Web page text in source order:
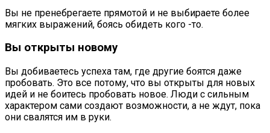
Вы не пренебрегаете прямотой и не выбираете более
мягких выражений, боясь обидеть кого -то.
Вы открыты новому
Вы добиваетесь успеха там, где другие боятся даже
пробовать. Это все потому, что вы открыты для новых
идей и не боитесь пробовать новое. Люди с сильным
характером сами создают возможности, а не ждут, пока
они свалятся им в руки.